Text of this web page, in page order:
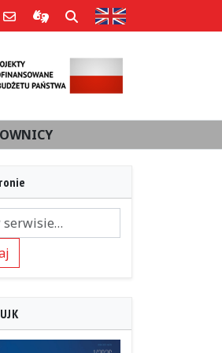
Poczta e-mailInformacje dla użytkowników
Szukaj Strona w języku